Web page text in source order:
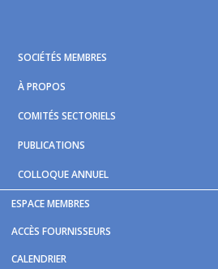
primary
navigation
main
content
footer
ESPACE MEMBRES
ACCÈS FOURNISSEURS
CALENDRIER
SOCIÉTÉS MEMBRES
À PROPOS
COMITÉS SECTORIELS
PUBLICATIONS
COLLOQUE ANNUEL
Vous êtes ici :Accueil